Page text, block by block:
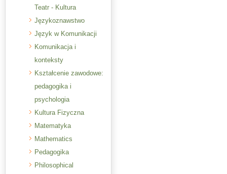
Teatr - Kultura
Językoznawstwo
Język w Komunikacji
Komunikacja i
konteksty
Kształcenie zawodowe:
pedagogika i
psychologia
Kultura Fizyczna
Matematyka
Mathematics
Pedagogika
Philosophical